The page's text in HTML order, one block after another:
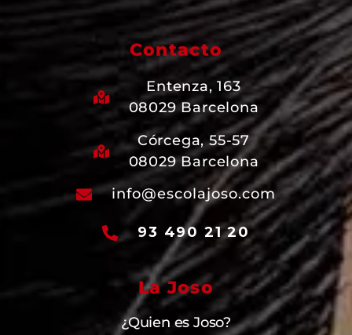
Contacto
Entenza, 163
08029 Barcelona
Córcega, 55-57
08029 Barcelona
info@escolajoso.com
93 490 21 20
La Joso
¿Quien es Joso?